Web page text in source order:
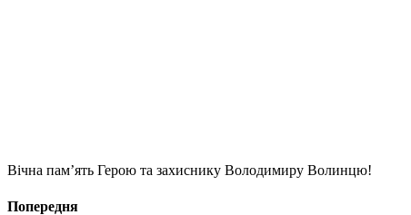
Вічна пам’ять Герою та захиснику Володимиру Волинцю!
Попередня